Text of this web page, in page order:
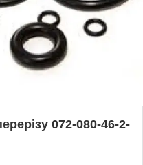
072-080-46-2-